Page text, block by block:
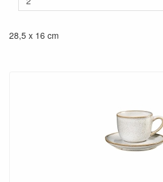
28,5 x 16 cm